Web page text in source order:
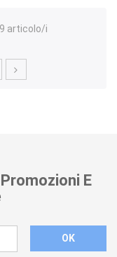
articolo/i
E